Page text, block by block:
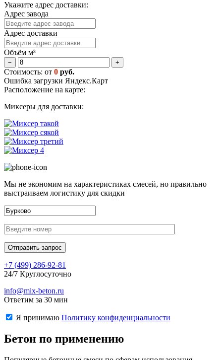
Укажите адрес доставки:
Адрес завода
Адрес доставки
Объём м³
− +
Стоимость: от 0 руб.
Ошибка загрузки Яндекс.Карт
Расположение на карте:
Миксеры для доставки:
Мы не экономим на характеристиках смесей, но правильно
выстраиваем логистику для скидки
+7 (499) 286-92-81
24/7 Круглосуточно
info@mix-beton.ru
Ответим за 30 мин
Я принимаю Политику конфиденциальности
Бетон по применению